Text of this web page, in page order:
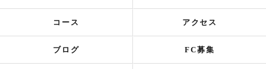
コース アクセス
ブログ FC募集